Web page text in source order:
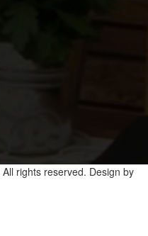
All rights reserved. Design by